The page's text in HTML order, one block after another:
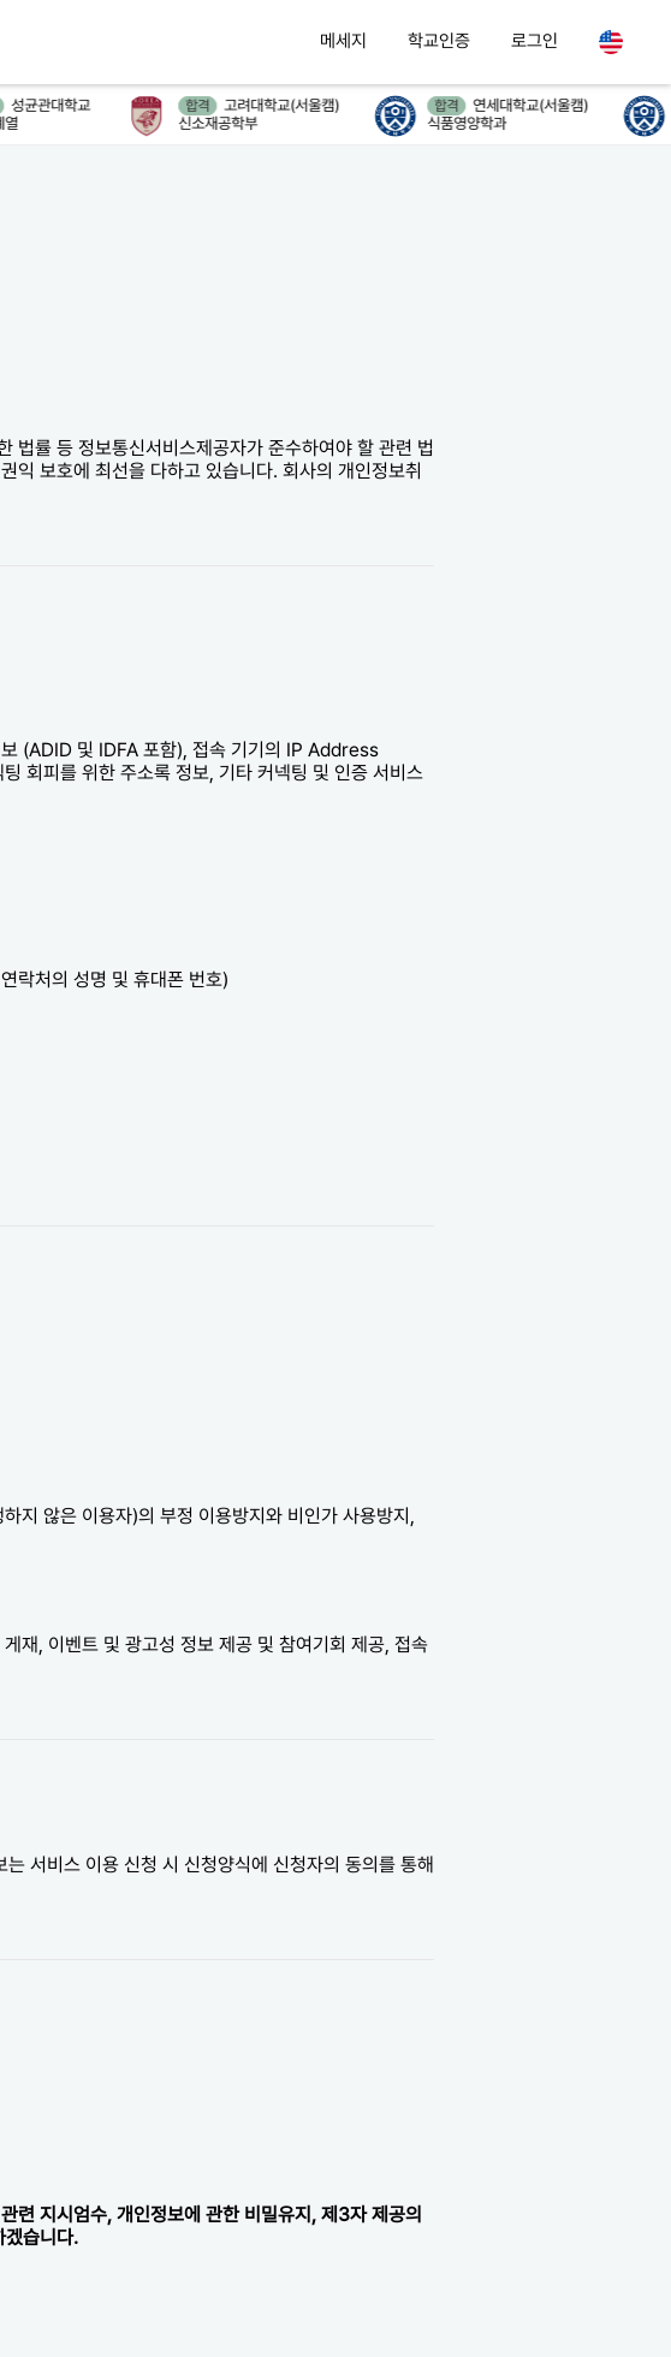
메세지 학교인증 로그인
대학교
합격
고려대학교(서울캠)
신소재공학부
합격
연세대학교(서울캠)
식품영양학과
합격
의류
법률 등 정보통신서비스제공자가 준수하여야 할 관련 법
익 보호에 최선을 다하고 있습니다. 회사의 개인정보취
(ADID 및 IDFA 포함), 접속 기기의 IP Address
회피를 위한 주소록 정보, 기타 커넥팅 및 인증 서비스
락처의 성명 및 휴대폰 번호)
지 않은 이용자)의 부정 이용방지와 비인가 사용방지,
재, 이벤트 및 광고성 정보 제공 및 참여기회 제공, 접속
서비스 이용 신청 시 신청양식에 신청자의 동의를 통해
련 지시엄수, 개인정보에 관한 비밀유지, 제3자 제공의
겠습니다.